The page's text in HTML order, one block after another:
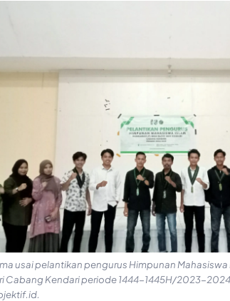
usai pelantikan pengurus Himpunan Mahasiswa
Cabang Kendari periode 1444-1445H/2023-